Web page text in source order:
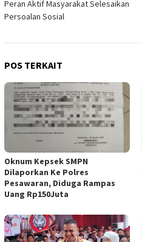
pos
Peran Aktif Masyarakat Selesaikan
Persoalan Sosial
POS TERKAIT
Oknum Kepsek SMPN
Dilaporkan Ke Polres
Pesawaran, Diduga Rampas
Uang Rp150Juta